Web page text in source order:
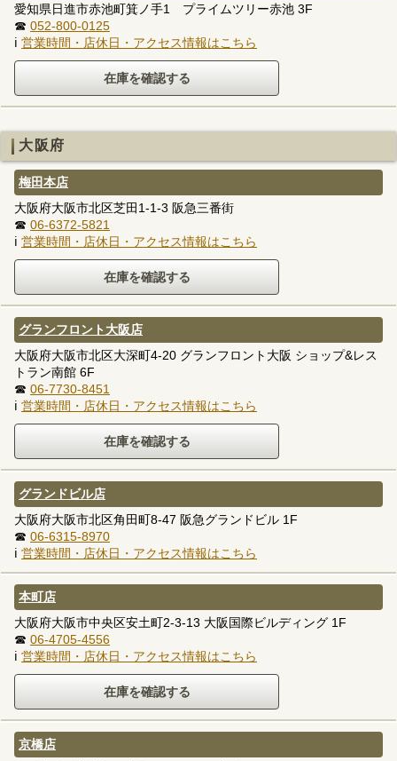
愛知県日進市赤池町箕ノ手1 プライムツリー赤池 3F
☎ 052-800-0125
ℹ 営業時間・店休日・アクセス情報はこちら
大阪府
梅田本店
大阪府大阪市北区芝田1-1-3 阪急三番街
☎ 06-6372-5821
ℹ 営業時間・店休日・アクセス情報はこちら
グランフロント大阪店
大阪府大阪市北区大深町4-20 グランフロント大阪 ショップ&レス
トラン南館 6F
☎ 06-7730-8451
ℹ 営業時間・店休日・アクセス情報はこちら
グランドビル店
大阪府大阪市北区角田町8-47 阪急グランドビル 1F
☎ 06-6315-8970
ℹ 営業時間・店休日・アクセス情報はこちら
本町店
大阪府大阪市中央区安土町2-3-13 大阪国際ビルディング 1F
☎ 06-4705-4556
ℹ 営業時間・店休日・アクセス情報はこちら
京橋店